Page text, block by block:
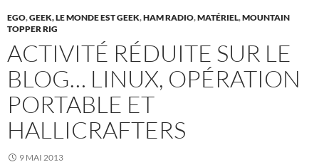
EGO,GEEK, LE MONDE EST GEEK,HAM RADIO,MATÉRIEL,MOUNTAIN
TOPPER RIG
ACTIVITÉ RÉDUITE SUR LE
BLOG… LINUX, OPÉRATION
PORTABLE ET
HALLICRAFTERS
9 MAI 2013